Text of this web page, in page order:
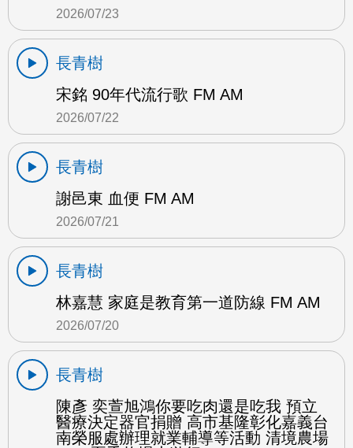
2026/07/23
長青樹
宋銘 90年代流行歌 FM AM
2026/07/22
長青樹
謝邑東 血便 FM AM
2026/07/21
長青樹
林嘉慧 家庭是教育第一道防線 FM AM
2026/07/20
長青樹
陳彥 奕萱旭鴻你要吃肉還是吃我 預立
醫療決定器官捐贈 高市基隆彰化嘉義台
南榮服處辦理就業輔導等活動 清境農場